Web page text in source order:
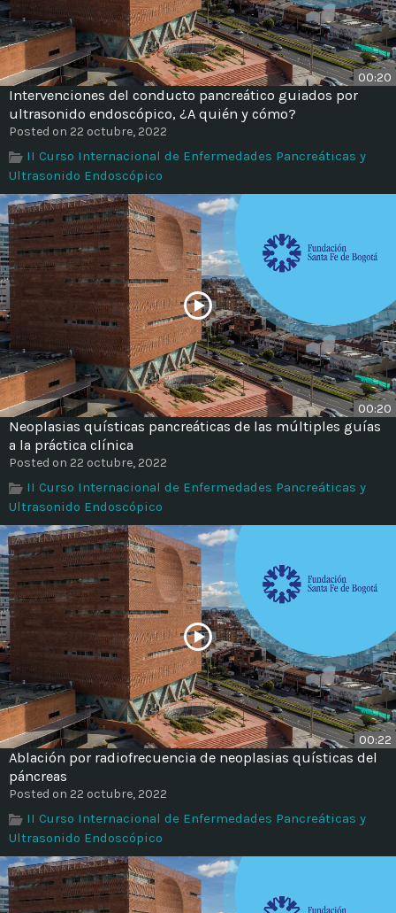
00:20
Intervenciones del conducto pancreático guiados por
ultrasonido endoscópico, ¿A quién y cómo?
Posted on 22 octubre, 2022
II Curso Internacional de Enfermedades Pancreáticas y
Ultrasonido Endoscópico
00:20
Neoplasias quísticas pancreáticas de las múltiples guías
a la práctica clínica
Posted on 22 octubre, 2022
II Curso Internacional de Enfermedades Pancreáticas y
Ultrasonido Endoscópico
00:22
Ablación por radiofrecuencia de neoplasias quísticas del
páncreas
Posted on 22 octubre, 2022
II Curso Internacional de Enfermedades Pancreáticas y
Ultrasonido Endoscópico